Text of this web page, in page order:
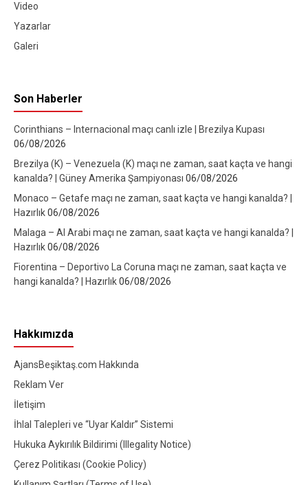
Video
Yazarlar
Galeri
Son Haberler
Corinthians – Internacional maçı canlı izle | Brezilya Kupası
06/08/2026
Brezilya (K) – Venezuela (K) maçı ne zaman, saat kaçta ve hangi
kanalda? | Güney Amerika Şampiyonası 06/08/2026
Monaco – Getafe maçı ne zaman, saat kaçta ve hangi kanalda? |
Hazırlık06/08/2026
Malaga – Al Arabi maçı ne zaman, saat kaçta ve hangi kanalda? |
Hazırlık06/08/2026
Fiorentina – Deportivo La Coruna maçı ne zaman, saat kaçta ve
hangi kanalda? | Hazırlık06/08/2026
Hakkımızda
AjansBeşiktaş.com Hakkında
Reklam Ver
İletişim
İhlal Talepleri ve “Uyar Kaldır” Sistemi
Hukuka Aykırılık Bildirimi (Illegality Notice)
Çerez Politikası (Cookie Policy)